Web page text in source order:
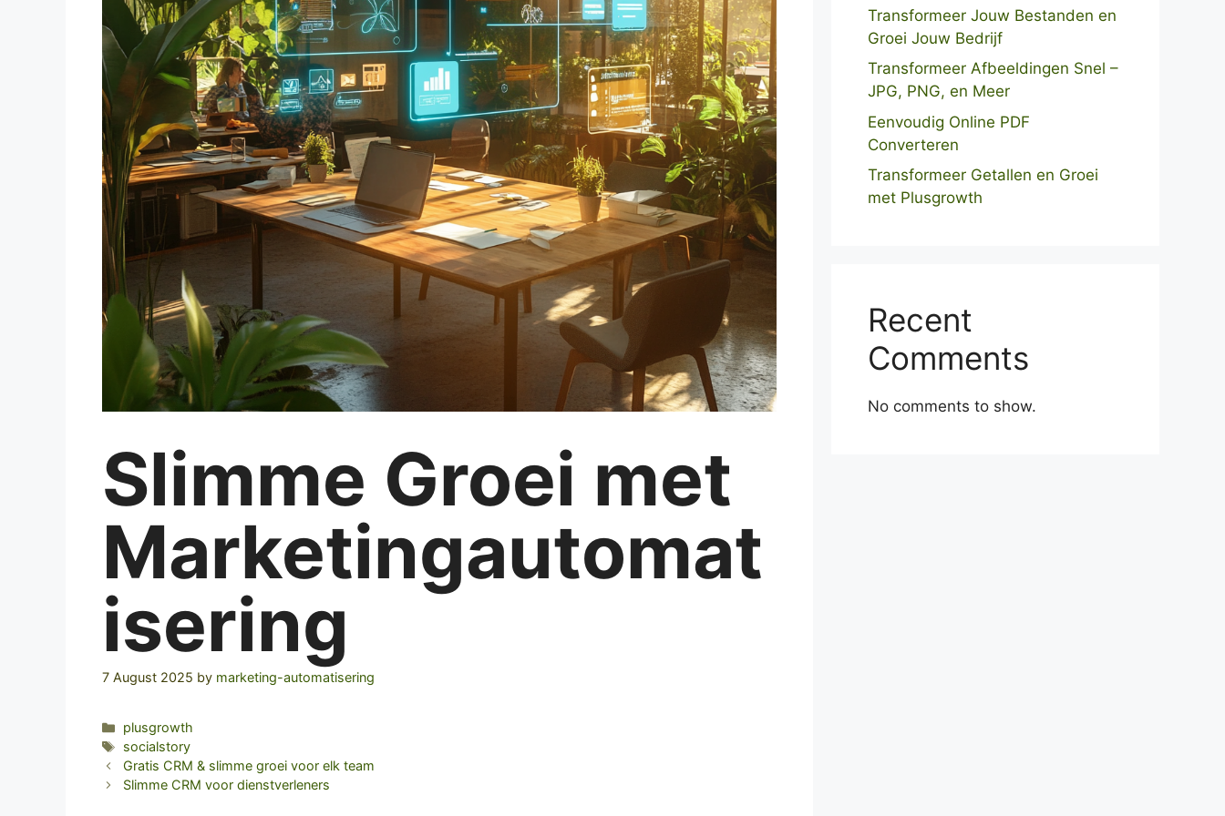
Slimme Groei met
Marketingautomat
isering
7 August 2025 by marketing-automatisering
Categories
plusgrowth
Tags
socialstory
Gratis CRM & slimme groei voor elk team
Slimme CRM voor dienstverleners
Transformeer Jouw Bestanden en
Groei Jouw Bedrijf
Transformeer Afbeeldingen Snel –
JPG, PNG, en Meer
Eenvoudig Online PDF
Converteren
Transformeer Getallen en Groei
met Plusgrowth
Recent
Comments
No comments to show.